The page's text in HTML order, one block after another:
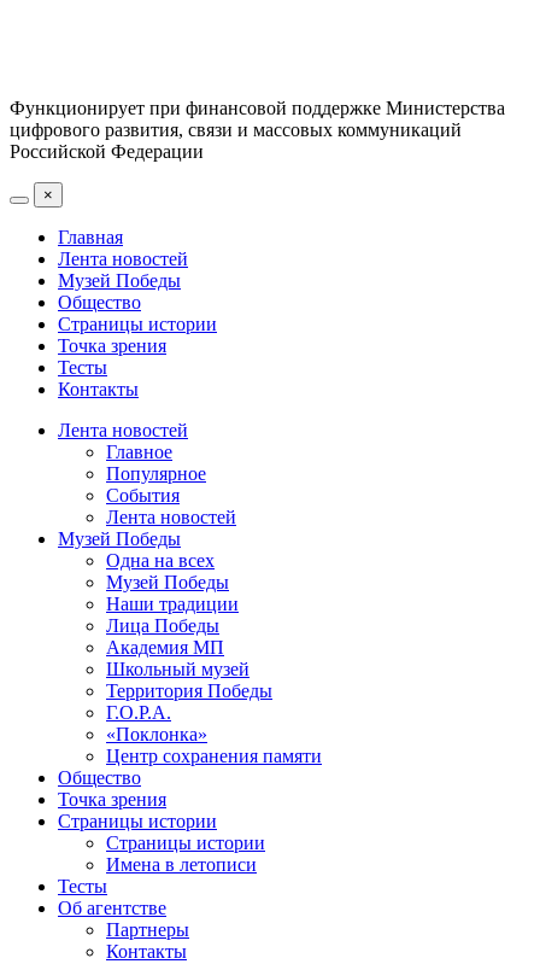
Функционирует при финансовой поддержке Министерства
цифрового развития, связи и массовых коммуникаций
Российской Федерации
×
Главная
Лента новостей
Музей Победы
Общество
Страницы истории
Точка зрения
Тесты
Контакты
Лента новостей
Главное
Популярное
События
Лента новостей
Музей Победы
Одна на всех
Музей Победы
Наши традиции
Лица Победы
Академия МП
Школьный музей
Территория Победы
Г.О.Р.А.
«Поклонка»
Центр сохранения памяти
Общество
Точка зрения
Страницы истории
Страницы истории
Имена в летописи
Тесты
Об агентстве
Партнеры
Контакты